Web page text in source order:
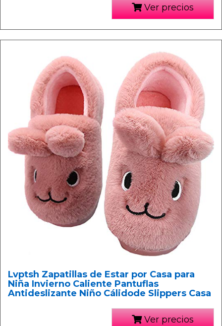
Ver precios
Lvptsh Zapatillas de Estar por Casa para
Niña Invierno Caliente Pantuflas
Antideslizante Niño Cálidode Slippers Casa
Ver precios